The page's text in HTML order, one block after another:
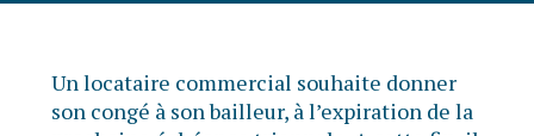
Un locataire commercial souhaite donner
son congé à son bailleur, à l’expiration de la